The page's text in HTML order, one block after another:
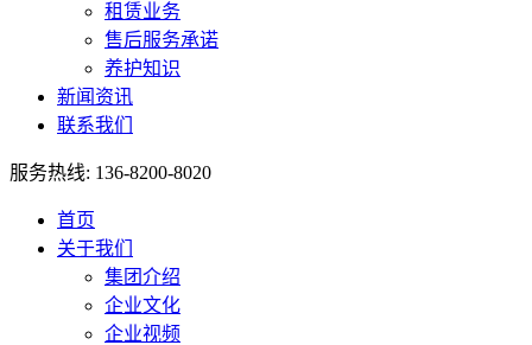
租赁业务
售后服务承诺
养护知识
新闻资讯
联系我们
服务热线: 136-8200-8020
首页
关于我们
集团介绍
企业文化
企业视频